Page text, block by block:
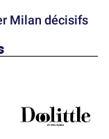
Milan décisifs